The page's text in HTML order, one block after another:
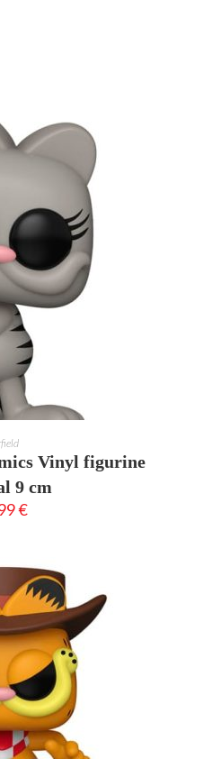
PANIER
Vinyl figurine
9 cm
€